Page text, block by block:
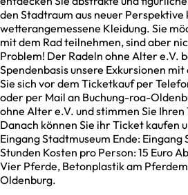
den Stadtraum aus neuer
wetterangemessene Kleidung. Sie
mit dem Rad teilnehmen, sind aber
Problem! Der Radeln ohne Alter e.V.
Spendenbasis unsere Exkursionen
Sie sich vor dem Ticketkauf per
oder per Mail an Buchung-roa-
ohne Alter e.V. und stimmen Sie
Danach können Sie ihr Ticket kaufen
Eingang Stadtmuseum Ende:
Stunden Kosten pro Person: 15 Euro
Vier Pferde, Betonplastik am
Oldenburg.